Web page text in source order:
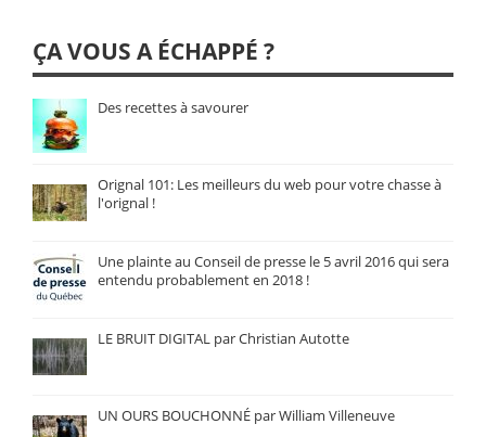
ÇA VOUS A ÉCHAPPÉ ?
Des recettes à savourer
Orignal 101: Les meilleurs du web pour votre chasse à
l'orignal !
Une plainte au Conseil de presse le 5 avril 2016 qui sera
entendu probablement en 2018 !
LE BRUIT DIGITAL par Christian Autotte
UN OURS BOUCHONNÉ par William Villeneuve